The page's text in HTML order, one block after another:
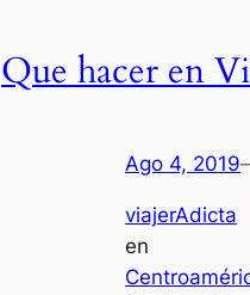
Que hacer en
Ago 4, 2019
viajerAdicta
en